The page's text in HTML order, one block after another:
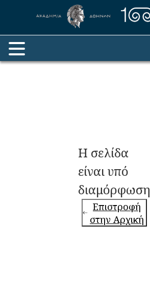
Η σελίδα
είναι υπό
διαμόρφωση
Επιστροφή
στην Αρχική